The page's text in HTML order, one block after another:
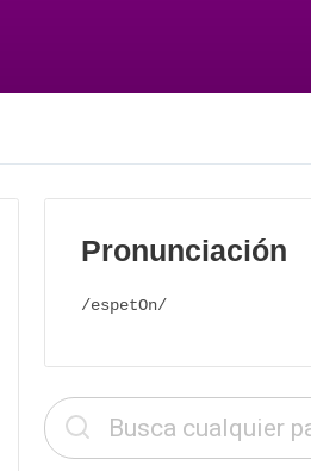
Pronunciación
/espetOn/